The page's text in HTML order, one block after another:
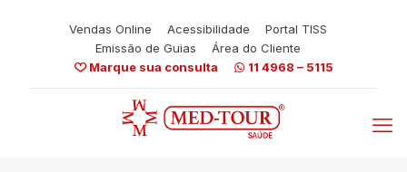
Vendas Online Acessibilidade
Portal TISS
Emissão de Guias
Área do Cliente
Marque sua consulta
11 4968 – 5115